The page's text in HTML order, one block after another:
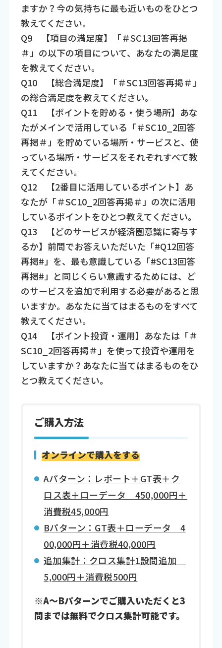
ますか？今の気持ちに最も近いものをひとつ
教えてください。
Q9 【項目の満足度】「＃SC13回答再掲
＃」の以下の項目について、あなたの満足度
を教えてください。
Q10 【総合満足度】「＃SC13回答再掲＃」
の総合満足度を教えてください。
Q11 【ポイントを貯める・使う場所】あな
たがメインで活用している「＃SC10_2回答
再掲＃」を貯めている場所・サービスと、使
っている場所・サービスをそれぞれすべて教
えてください。
Q12 【2番目に活用しているポイント】あ
なたが「＃SC10_2回答再掲＃」の次に活用
しているポイントをひとつ教えてください。
Q13 【どのサービスが経済圏意識に寄与す
るか】前問でお答えいただいた「#Q12回答
再掲#」を、最も意識している「#SC13回答
再掲#」と同じくらい意識するためには、ど
のサービスを追加で利用する必要があると思
いますか。あなたに当てはまるものをすべて
教えてください。
Q14 【ポイント投資・運用】あなたは「＃
SC10_2回答再掲＃」を使って投資や運用を
していますか？あなたに当てはまるものをひ
とつ教えてください。
ご購入方法
オンラインで購入をする
Aパターン：レポート＋GT表＋ク
ロス表＋ローデータ 450,000円＋
消費税45,000円
Bパターン：GT表＋ローデータ 4
00,000円＋消費税40,000円
追加集計：クロス集計1設問追加
5,000円＋消費税500円
※A～Bパターンでご購入いただくと3
問までは無料でクロス集計可能です。